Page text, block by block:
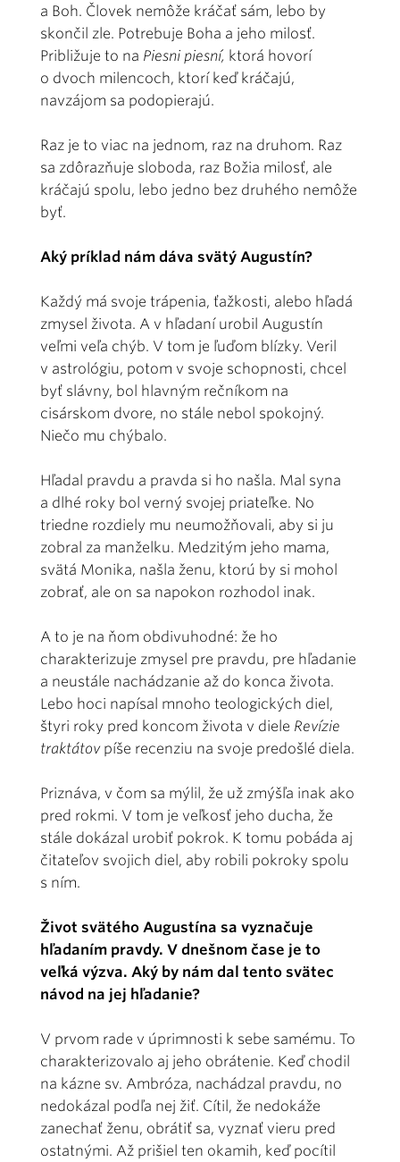
a Boh. Človek nemôže kráčať sám, lebo by
skončil zle. Potrebuje Boha a jeho milosť.
Približuje to na Piesni piesní, ktorá hovorí
o dvoch milencoch, ktorí keď kráčajú,
navzájom sa podopierajú.
Raz je to viac na jednom, raz na druhom. Raz
sa zdôrazňuje sloboda, raz Božia milosť, ale
kráčajú spolu, lebo jedno bez druhého nemôže
byť.
Aký príklad nám dáva svätý Augustín?
Každý má svoje trápenia, ťažkosti, alebo hľadá
zmysel života. A v hľadaní urobil Augustín
veľmi veľa chýb. V tom je ľuďom blízky. Veril
v astrológiu, potom v svoje schopnosti, chcel
byť slávny, bol hlavným rečníkom na
cisárskom dvore, no stále nebol spokojný.
Niečo mu chýbalo.
Hľadal pravdu a pravda si ho našla. Mal syna
a dlhé roky bol verný svojej priateľke. No
triedne rozdiely mu neumožňovali, aby si ju
zobral za manželku. Medzitým jeho mama,
svätá Monika, našla ženu, ktorú by si mohol
zobrať, ale on sa napokon rozhodol inak.
A to je na ňom obdivuhodné: že ho
charakterizuje zmysel pre pravdu, pre hľadanie
a neustále nachádzanie až do konca života.
Lebo hoci napísal mnoho teologických diel,
štyri roky pred koncom života v diele Revízie
traktátovpíše recenziu na svoje predošlé diela.
Priznáva, v čom sa mýlil, že už zmýšľa inak ako
pred rokmi. V tom je veľkosť jeho ducha, že
stále dokázal urobiť pokrok. K tomu pobáda aj
čitateľov svojich diel, aby robili pokroky spolu
s ním.
Život svätého Augustína sa vyznačuje
hľadaním pravdy. V dnešnom čase je to
veľká výzva. Aký by nám dal tento svätec
návod na jej hľadanie?
V prvom rade v úprimnosti k sebe samému. To
charakterizovalo aj jeho obrátenie. Keď chodil
na kázne sv. Ambróza, nachádzal pravdu, no
nedokázal podľa nej žiť. Cítil, že nedokáže
zanechať ženu, obrátiť sa, vyznať vieru pred
ostatnými. Až prišiel ten okamih, keď pocítil